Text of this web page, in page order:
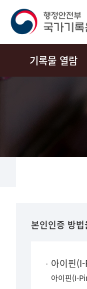
기록물 열람
본인인증 방
아이핀
아이핀(I-